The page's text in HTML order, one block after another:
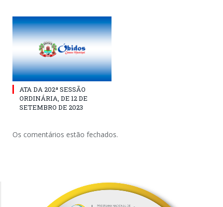
ATA DA 202ª SESSÃO
ORDINÁRIA, DE 12 DE
SETEMBRO DE 2023
Os comentários estão fechados.